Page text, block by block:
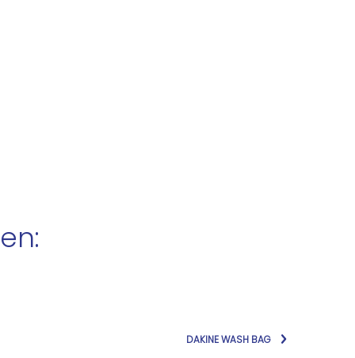
DAKINE WASH BAG